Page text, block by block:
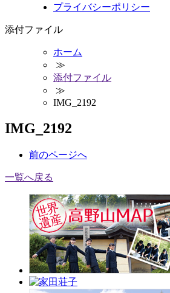
プライバシーポリシー
添付ファイル
ホーム
≫
添付ファイル
≫
IMG_2192
IMG_2192
前のページへ
一覧へ戻る